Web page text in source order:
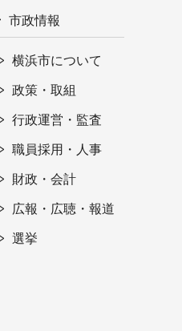
市政情報
横浜市について
政策・取組
行政運営・監査
職員採用・人事
財政・会計
広報・広聴・報道
選挙